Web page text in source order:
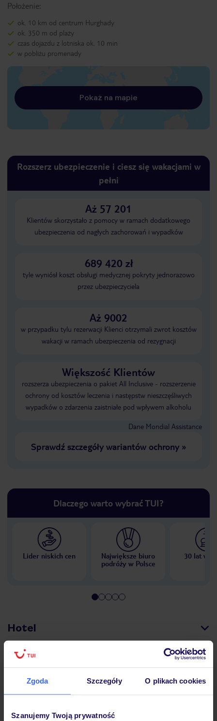
Zgoda Szczegóły O plikach cookies
Szanujemy Twoją prywatność
Położenie:
ok. 10 km od centrum Hurghady
ok. 350 m od plaży
czas dojazdu z lotniska ok. 10 min
w pobliżu promenady
Pokaż na mapie
Rozszerz ubezpieczenie i ciesz się wakacjami w
pełni
Aż 57 201
Klientów skorzystało z pomocy w ramach dodatkowego
ubezpieczenia od nagłych zachorowań i wypadków
689 420 zł
tyle wyniósł koszt obsługi medycznej pokryty jednorazowo
przez ubezpieczyciela
Aż 9002
w przypadku tylu rezerwacji Klienci otrzymali zwrot kosztów
wakacji w ramach ubezpieczenia od rezygnacji
Większość Klientów
rozszerza ubezpieczenia o pakiet All Inclusive - rozszerzenie
ochrony od kosztów leczenia i następstw nieszczęśliwych
wypadków o zdarzenia zaistniałe pod wpływem alkoholu
Dane Mondial Assistance
Sprawdź szczegóły wariantów ochrony»
Dlaczego warto wybrać TUI?
Lider niskich cen
Największe biuro
podróży w Polsce
30 lat w
Hotel